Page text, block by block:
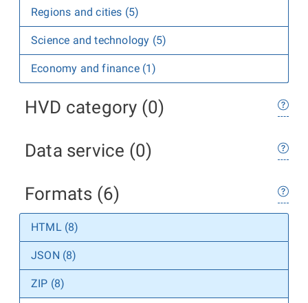
Regions and cities (5)
Science and technology (5)
Economy and finance (1)
HVD category (0)
Data service (0)
Formats (6)
HTML (8)
JSON (8)
ZIP (8)